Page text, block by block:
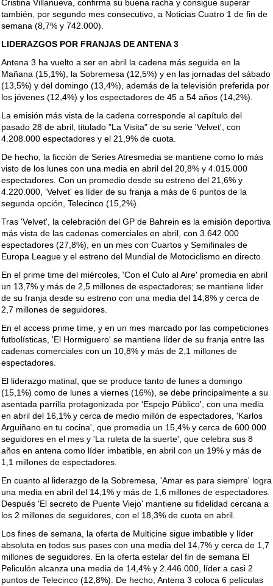
Cristina Villanueva, confirma su buena racha y consigue superar
también, por segundo mes consecutivo, a Noticias Cuatro 1 de fin de
semana (8,7% y 742.000).
LIDERAZGOS POR FRANJAS DE ANTENA 3
Antena 3 ha vuelto a ser en abril la cadena más seguida en la
Mañana (15,1%), la Sobremesa (12,5%) y en las jornadas del sábado
(13,5%) y del domingo (13,4%), además de la televisión preferida por
los jóvenes (12,4%) y los espectadores de 45 a 54 años (14,2%).
La emisión más vista de la cadena corresponde al capítulo del
pasado 28 de abril, titulado "La Visita" de su serie 'Velvet', con
4.208.000 espectadores y el 21,9% de cuota.
De hecho, la ficción de Series Atresmedia se mantiene como lo más
visto de los lunes con una media en abril del 20,8% y 4.015.000
espectadores. Con un promedio desde su estreno del 21,6% y
4.220.000, 'Velvet' es líder de su franja a más de 6 puntos de la
segunda opción, Telecinco (15,2%).
Tras 'Velvet', la celebración del GP de Bahrein es la emisión deportiva
más vista de las cadenas comerciales en abril, con 3.642.000
espectadores (27,8%), en un mes con Cuartos y Semifinales de
Europa League y el estreno del Mundial de Motociclismo en directo.
En el prime time del miércoles, 'Con el Culo al Aire' promedia en abril
un 13,7% y más de 2,5 millones de espectadores; se mantiene líder
de su franja desde su estreno con una media del 14,8% y cerca de
2,7 millones de seguidores.
En el access prime time, y en un mes marcado por las competiciones
futbolísticas, 'El Hormiguero' se mantiene líder de su franja entre las
cadenas comerciales con un 10,8% y más de 2,1 millones de
espectadores.
El liderazgo matinal, que se produce tanto de lunes a domingo
(15,1%) como de lunes a viernes (16%), se debe principalmente a su
asentada parrilla protagonizada por 'Espejo Público', con una media
en abril del 16,1% y cerca de medio millón de espectadores, 'Karlos
Arguiñano en tu cocina', que promedia un 15,4% y cerca de 600.000
seguidores en el mes y 'La ruleta de la suerte', que celebra sus 8
años en antena como líder imbatible, en abril con un 19% y más de
1,1 millones de espectadores.
En cuanto al liderazgo de la Sobremesa, 'Amar es para siempre' logra
una media en abril del 14,1% y más de 1,6 millones de espectadores.
Después 'El secreto de Puente Viejo' mantiene su fidelidad cercana a
los 2 millones de seguidores, con el 18,3% de cuota en abril.
Los fines de semana, la oferta de Multicine sigue imbatible y líder
absoluta en todos sus pases con una media del 14,7% y cerca de 1,7
millones de seguidores. En la oferta estelar del fin de semana El
Peliculón alcanza una media de 14,4% y 2.446.000, líder a casi 2
puntos de Telecinco (12,8%). De hecho, Antena 3 coloca 6 películas